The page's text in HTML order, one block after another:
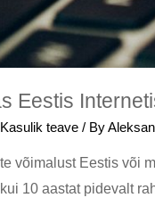
Eestis
Kasulik teave / By
võimalust Eestis või
10 aastat pidevalt